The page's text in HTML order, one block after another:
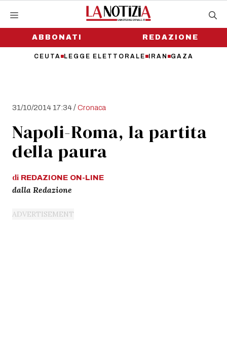
contenutoABBONATI
CEUTA LEGGE ELETTORALE IRAN GAZA
REDAZIONE
31/10/2014 17:34/Cronaca
Napoli-Roma, la partita
della paura
di REDAZIONE ON-LINE
dalla Redazione